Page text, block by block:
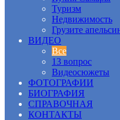
Туризм
Недвижимость
Грузите
ВИДЕО
Все
13 вопрос
Видеосюжеты
ФОТОГРАФИИ
БИОГРАФИЯ
СПРАВОЧНАЯ
КОНТАКТЫ